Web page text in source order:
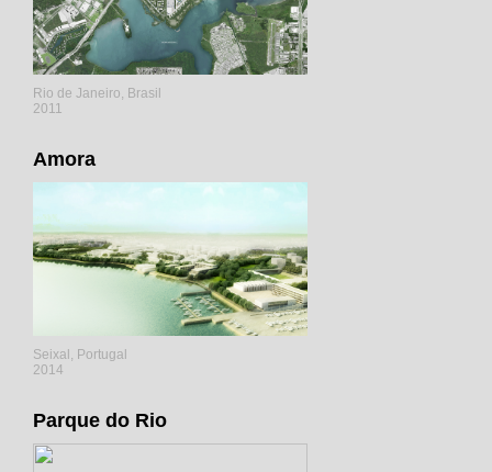
Rio de Janeiro, Brasil
2011
Amora
Seixal, Portugal
2014
Parque do Rio